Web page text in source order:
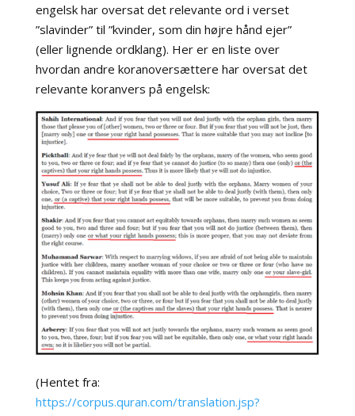
engelsk har oversat det relevante ord i verset
”slavinder” til ”kvinder, som din højre hånd ejer”
(eller lignende ordklang). Her er en liste over
hvordan andre koranoversættere har oversat det
relevante koranvers på engelsk:
(Hentet fra:
https://corpus.quran.com/translation.jsp?